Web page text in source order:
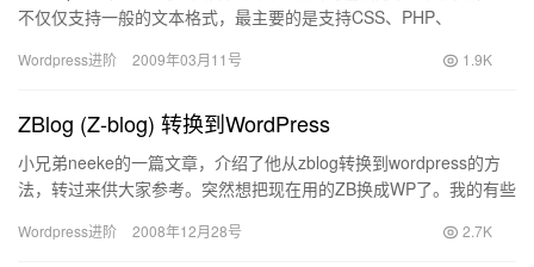
不仅仅支持一般的文本格式，最主要的是支持CSS、PHP、
Wordpress进阶 2009年03月11号 1.9K
ZBlog (Z-blog) 转换到WordPress
小兄弟neeke的一篇文章，介绍了他从zblog转换到wordpress的方
法，转过来供大家参考。突然想把现在用的ZB换成WP了。我的有些
Wordpress进阶 2008年12月28号 2.7K